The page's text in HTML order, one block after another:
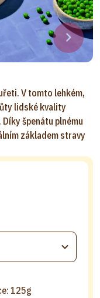
V tomto lehkém,
lidské kvality
špenátu plnému
základem stravy
125g